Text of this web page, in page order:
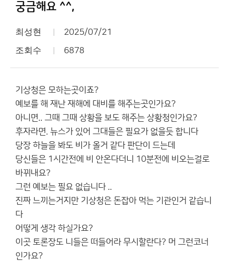
궁금해요 ^^,
최성현 2025/07/21
조회수 6878
기상청은 모하는곳이죠?
예보를 해 재난 재해에 대비를 해주는곳인가요?
아니면.. 그때 그때 상황을 보도 해주는 상황청인가요?
후자라면. 뉴스가 있어 그대들은 필요가 없을듯 합니다
당장 하늘을 봐도 비가 올거 같다 판단이 드는데
당신들은 1시간전에 비 안온다더니 10분전에 비오는걸로
바뀌내요?
그런 예보는 필요 없습니다 ..
진짜 느끼는거지만 기상청은 돈잡아 먹는 기관인거 같습니
다
어떻게 생각 하실가요?
이곳 토론장도 니들은 떠들어라 무시할란다? 머 그런코너
인가요?